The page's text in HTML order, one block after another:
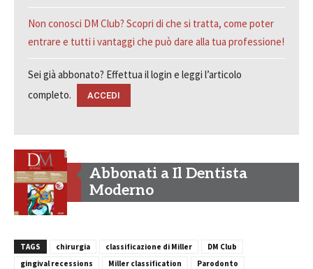
Non conosci DM Club? Scopri di che si tratta, come poter
entrare e tutti i vantaggi che può dare alla tua professione!
Sei già abbonato? Effettua il login e leggi l’articolo
completo.
ACCEDI
Abbonati a Il Dentista
Moderno
TAGS chirurgia classificazione di Miller
DM Club
gingival recessions
Miller classification
Parodonto